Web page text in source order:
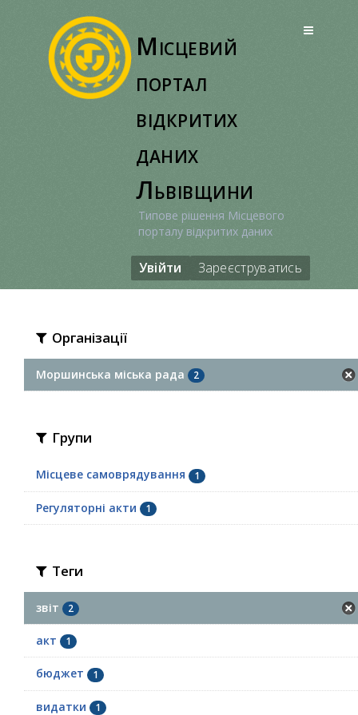
Місцевий
портал
відкритих
даних
Львівщини
Типове рішення Місцевого
порталу відкритих даних
Увійти Зареєструватись
Організації
Моршинська міська рада 2
Групи
Місцеве самоврядування 1
Регуляторні акти 1
Теги
звіт 2
акт 1
бюджет 1
видатки 1